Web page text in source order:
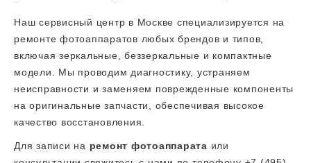
Наш сервисный центр в Москве специализируется на
ремонте фотоаппаратов любых брендов и типов,
включая зеркальные, беззеркальные и компактные
модели. Мы проводим диагностику, устраняем
неисправности и заменяем поврежденные компоненты
на оригинальные запчасти, обеспечивая высокое
качество восстановления.
Для записи на ремонт фотоаппарата или